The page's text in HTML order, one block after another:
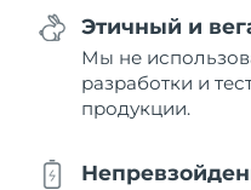
Этичный и
Мы не
разработки и
продукции.